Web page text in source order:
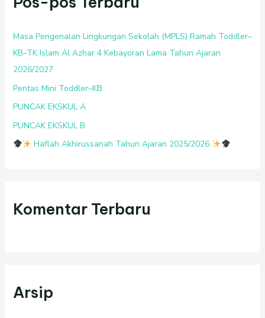
t
u
k
Masa Pengenalan Lingkungan Sekolah (MPLS) Ramah Toddler–
KB–TK Islam Al Azhar 4 Kebayoran Lama Tahun Ajaran
2026/2027
Pentas Mini Toddler–KB
PUNCAK EKSKUL A
PUNCAK EKSKUL B
Haflah Akhirussanah Tahun Ajaran 2025/2026
Komentar Terbaru
Arsip